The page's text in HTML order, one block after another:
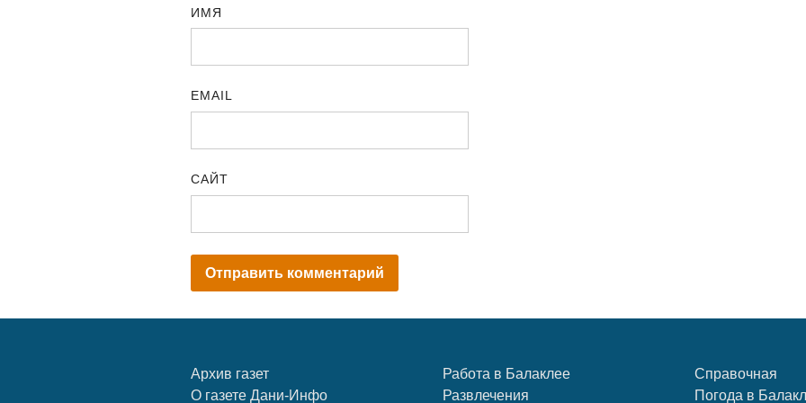
ИМЯ
EMAIL
САЙТ
Архив газет
О газете Дани-Инфо
Работа в Балаклее
Развлечения
Справочная
Погода в